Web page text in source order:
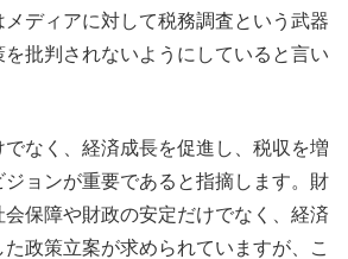
ディアに対して税務調査という武器
批判されないようにしていると言い
なく、経済成長を促進し、税収を増
ョンが重要であると指摘します。財
保障や財政の安定だけでなく、経済
政策立案が求められていますが、こ